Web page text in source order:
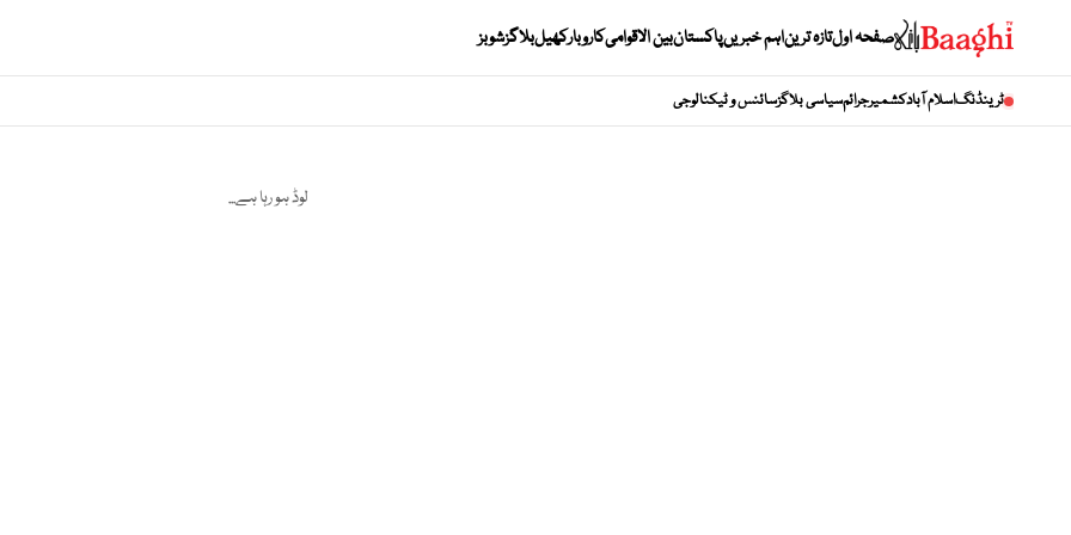
صفحہ اولتازہ تریناہم خبریںپاکستانبین الاقوامیکاروبارکھیلبلاگزشوبز
ٹرینڈنگاسلام آبادکشمیرجرائمسیاسی بلاگزسائنس و ٹیکنالوجی
لوڈ ہو رہا ہے...